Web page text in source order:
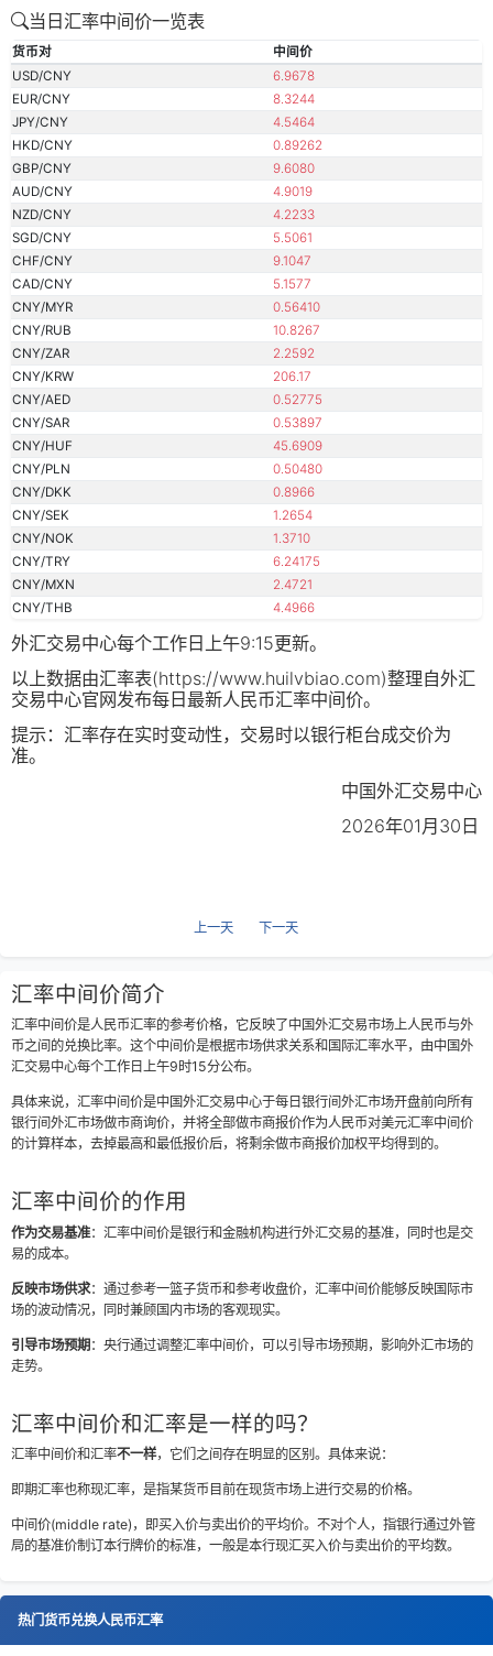
当日汇率中间价一览表
货币对
中间价
USD/CNY
6.9678
EUR/CNY
8.3244
JPY/CNY
4.5464
HKD/CNY
0.89262
GBP/CNY
9.6080
AUD/CNY
4.9019
NZD/CNY
4.2233
SGD/CNY
5.5061
CHF/CNY
9.1047
CAD/CNY
5.1577
CNY/MYR
0.56410
CNY/RUB
10.8267
CNY/ZAR
2.2592
CNY/KRW
206.17
CNY/AED
0.52775
CNY/SAR
0.53897
CNY/HUF
45.6909
CNY/PLN
0.50480
CNY/DKK
0.8966
CNY/SEK
1.2654
CNY/NOK
1.3710
CNY/TRY
6.24175
CNY/MXN
2.4721
CNY/THB
4.4966
外汇交易中心每个工作日上午9:15更新。
以上数据由汇率表(https://www.huilvbiao.com)整理自外汇
交易中心官网发布每日最新人民币汇率中间价。
提示：汇率存在实时变动性，交易时以银行柜台成交价为
准。
中国外汇交易中心
2026年01月30日
上一天 下一天
汇率中间价简介
汇率中间价是人民币汇率的参考价格，它反映了中国外汇交易市场上人民币与外
币之间的兑换比率。这个中间价是根据市场供求关系和国际汇率水平，由中国外
汇交易中心每个工作日上午9时15分公布。
具体来说，汇率中间价是中国外汇交易中心于每日银行间外汇市场开盘前向所有
银行间外汇市场做市商询价，并将全部做市商报价作为人民币对美元汇率中间价
的计算样本，去掉最高和最低报价后，将剩余做市商报价加权平均得到的。
汇率中间价的作用
作为交易基准：汇率中间价是银行和金融机构进行外汇交易的基准，同时也是交
易的成本。
反映市场供求：通过参考一篮子货币和参考收盘价，汇率中间价能够反映国际市
场的波动情况，同时兼顾国内市场的客观现实。
引导市场预期 ：央行通过调整汇率中间价，可以引导市场预期，影响外汇市场的
走势。
汇率中间价和汇率是一样的吗？
汇率中间价和汇率不一样，它们之间存在明显的区别。具体来说：
即期汇率也称现汇率，是指某货币目前在现货市场上进行交易的价格。
中间价(middle rate)，即买入价与卖出价的平均价。不对个人，指银行通过外管
局的基准价制订本行牌价的标准，一般是本行现汇买入价与卖出价的平均数。
热门货币兑换人民币汇率